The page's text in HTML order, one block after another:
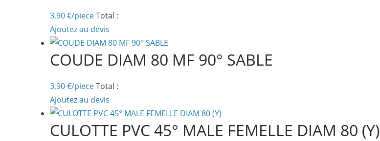
3,90€/pieceTotal :
Ajoutez au devis
COUDE DIAM 80 MF 90° SABLE
3,90€/pieceTotal :
Ajoutez au devis
CULOTTE PVC 45° MALE FEMELLE DIAM 80 (Y)